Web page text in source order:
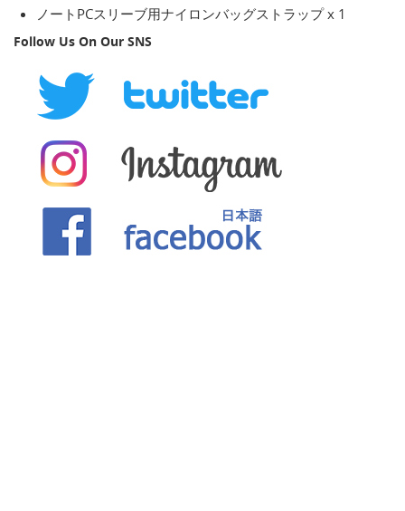
ノートPCスリーブ用ナイロンバッグストラップ x 1
Follow Us On Our SNS